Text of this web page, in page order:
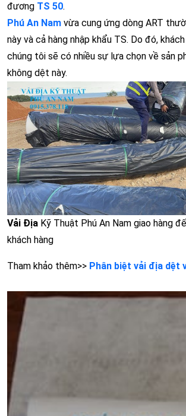
đương TS 50.
Phú An Nam vừa cung ứng dòng ART
này và cả hàng nhập khẩu TS. Do đó,
chúng tôi sẽ có nhiều sự lựa chọn về sản
không dệt này.
Vải Địa Kỹ Thuật Phú An Nam giao hàng
khách hàng
Tham khảo thêm>> Phân biệt vải địa dệt